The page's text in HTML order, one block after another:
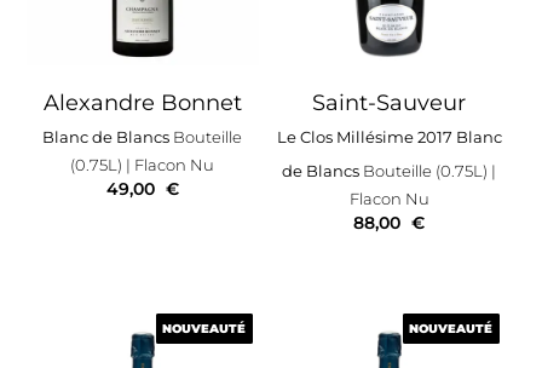
Alexandre Bonnet
Blanc de Blancs Bouteille
(0.75L) | Flacon Nu
49,00 €
Saint-Sauveur
Le Clos Millésime 2017 Blanc
de Blancs Bouteille (0.75L) |
Flacon Nu
88,00 €
NOUVEAUTÉ
NOUVEAUTÉ NOUVEAUTÉ
NOUVEAUTÉ